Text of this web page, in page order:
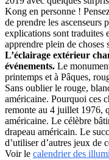
Kong en personne !
de prendre les ascenseurs
explications sont traduites
apprendre plein de choses
L’éclairage extérieur
événements. Le
printemps et à Pâques,
Sans oublier le rouge,
américaine. Pourquoi ces
remonte au 4 juillet 1976,
américaine. Le célèbre
drapeau américain. Le
d’utiliser d’autres jeux de
Voir le calendrier des